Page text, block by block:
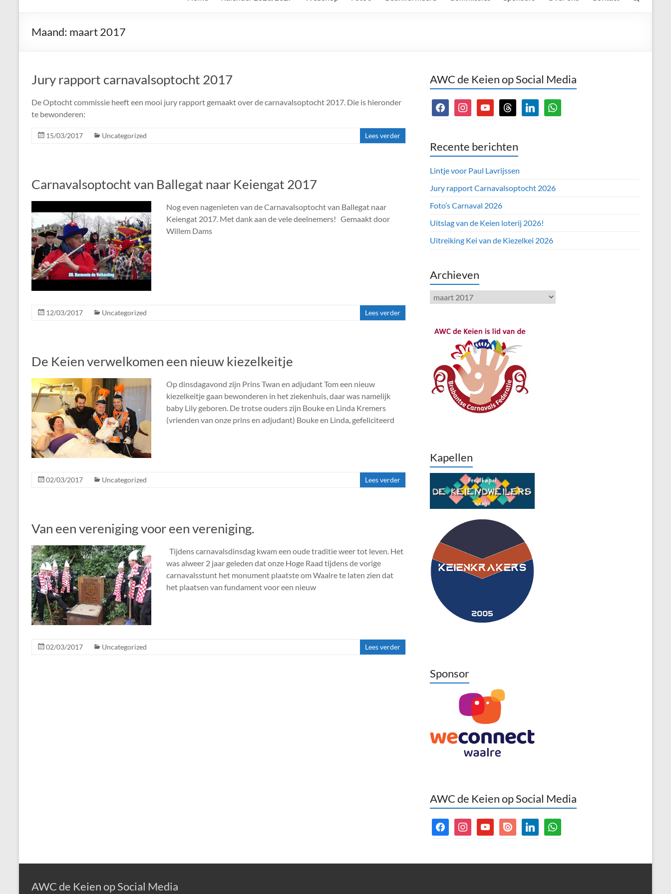
Keien
Carnavalsvereniging
De
Keien
Maand: maart 2017
Jury rapport carnavalsoptocht 2017
De Optocht commissie heeft een mooi jury rapport gemaakt over de carnavalsoptocht 2017. Die is hieronder
te bewonderen:
15/03/2017 Uncategorized Lees verder
Carnavalsoptocht van Ballegat naar Keiengat 2017
Nog even nagenieten van de Carnavalsoptocht van Ballegat naar
Keiengat 2017. Met dank aan de vele deelnemers! Gemaakt door
Willem Dams
12/03/2017 Uncategorized Lees verder
De Keien verwelkomen een nieuw kiezelkeitje
Op dinsdagavond zijn Prins Twan en adjudant Tom een nieuw
kiezelkeitje gaan bewonderen in het ziekenhuis, daar was namelijk
baby Lily geboren. De trotse ouders zijn Bouke en Linda Kremers
(vrienden van onze prins en adjudant) Bouke en Linda, gefeliciteerd
02/03/2017 Uncategorized Lees verder
Van een vereniging voor een vereniging.
Tijdens carnavalsdinsdag kwam een oude traditie weer tot leven. Het
was alweer 2 jaar geleden dat onze Hoge Raad tijdens de vorige
carnavalsstunt het monument plaatste om Waalre te laten zien dat
het plaatsen van fundament voor een nieuw
02/03/2017 Uncategorized Lees verder
AWC de Keien op Social Media
facebookinstagramyoutubethreads linkedinwhatsapp
Recente berichten
Lintje voor Paul Lavrijssen
Jury rapport Carnavalsoptocht 2026
Foto’s Carnaval 2026
Uitslag van de Keien loterij 2026!
Uitreiking Kei van de Kiezelkei 2026
Archieven
Archieven
Kapellen
Sponsor
AWC de Keien op Social Media
facebookinstagramyoutubeissuu linkedinwhatsapp
AWC de Keien op Social Media